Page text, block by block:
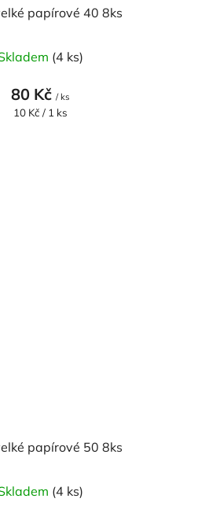
papírové 40 8ks
(4 ks)
80 Kč / ks
Měrná
10 Kč / 1 ks
papírové 50 8ks
(4 ks)